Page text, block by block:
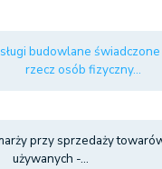
budowlane świadczone
rzecz osób fizyczny...
przy sprzedaży
używanych -...